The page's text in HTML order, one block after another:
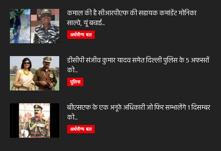
कमाल की है सीआरपीएफ की सहायक कमांडेंट मोनिका
साल्वे, यूं बचाई...
अर्धसैन्य बल
डीसीपी संजीव कुमार यादव समेत दिल्ली पुलिस के 5 अफसरों
को...
पुलिस
बीएसएफ के एक अनूठे अधिकारी जो फिर सम्भालेंगे 1 दिसम्बर
को...
अर्धसैन्य बल